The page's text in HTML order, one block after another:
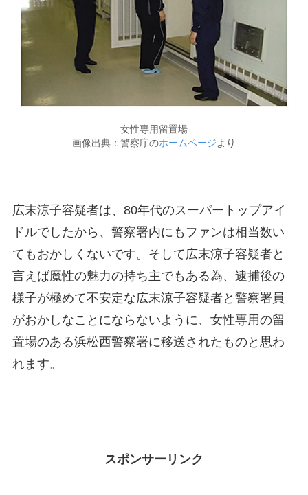
女性専用留置場
画像出典：警察庁のホームページより
広末涼子容疑者は、80年代のスーパートップアイ
ドルでしたから、警察署内にもファンは相当数い
てもおかしくないです。そして広末涼子容疑者と
言えば魔性の魅力の持ち主でもある為、逮捕後の
様子が極めて不安定な広末涼子容疑者と警察署員
がおかしなことにならないように、女性専用の留
置場のある浜松西警察署に移送されたものと思わ
れます。
スポンサーリンク